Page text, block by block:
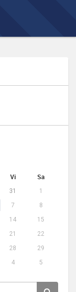
Vi Sa
31
1
7
8
14
15
21
22
28
29
4 5